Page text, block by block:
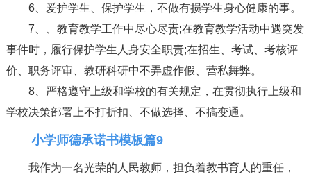
6、爱护学生、保护学生，不做有损学生身心健康的事。
7、、教育教学工作中尽心尽责;在教育教学活动中遇突发
事件时，履行保护学生人身安全职责;在招生、考试、考核评
价、职务评审、教研科研中不弄虚作假、营私舞弊。
8、严格遵守上级和学校的有关规定，在贯彻执行上级和
学校决策部署上不打折扣、不做选择、不搞变通。
小学师德承诺书模板篇9
我作为一名光荣的人民教师，担负着教书育人的重任，